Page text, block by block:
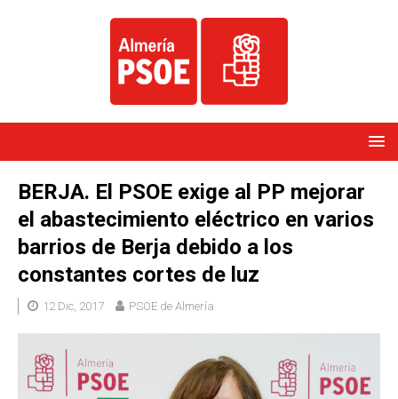
BERJA. El PSOE exige al PP mejorar
el abastecimiento eléctrico en varios
barrios de Berja debido a los
constantes cortes de luz
12 Dic, 2017 PSOE de Almería